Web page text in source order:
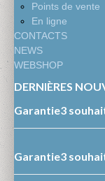
Points de vente
En ligne
CONTACTS
NEWS
WEBSHOP
DERNIÈRES
Garantie3
Garantie3